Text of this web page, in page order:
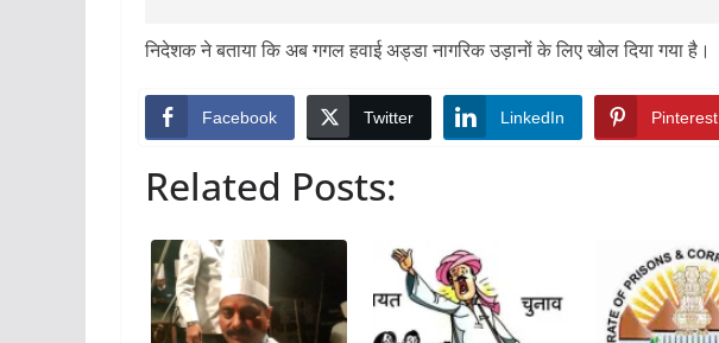
निदेशक ने बताया कि अब गगल हवाई अड्डा नागरिक उड़ानों के लिए खोल दिया गया है।
Facebook Twitter LinkedIn Pinterest
Related Posts: